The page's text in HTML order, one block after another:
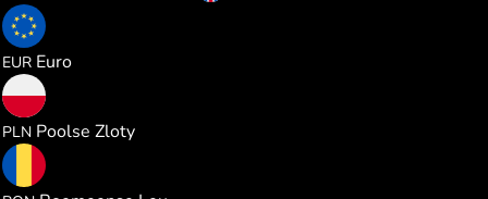
EUR Euro
PLN Poolse Zloty